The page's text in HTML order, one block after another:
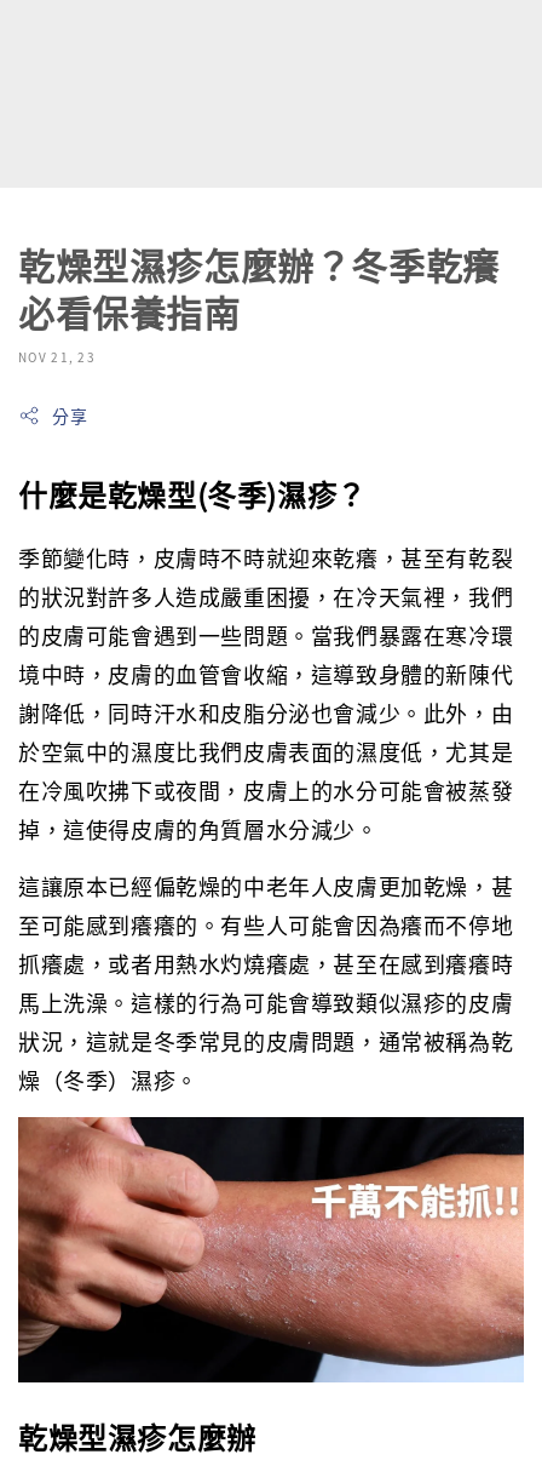
乾燥型濕疹怎麼辦？冬季乾癢
必看保養指南
NOV 21, 23
分享
什麼是乾燥型(冬季)濕疹？
季節變化時，皮膚時不時就迎來乾癢，甚至有乾裂
的狀況對許多人造成嚴重困擾，在冷天氣裡，我們
的皮膚可能會遇到一些問題。當我們暴露在寒冷環
境中時，皮膚的血管會收縮，這導致身體的新陳代
謝降低，同時汗水和皮脂分泌也會減少。此外，由
於空氣中的濕度比我們皮膚表面的濕度低，尤其是
在冷風吹拂下或夜間，皮膚上的水分可能會被蒸發
掉，這使得皮膚的角質層水分減少。
這讓原本已經偏乾燥的中老年人皮膚更加乾燥，甚
至可能感到癢癢的。有些人可能會因為癢而不停地
抓癢處，或者用熱水灼燒癢處，甚至在感到癢癢時
馬上洗澡。這樣的行為可能會導致類似濕疹的皮膚
狀況，這就是冬季常見的皮膚問題，通常被稱為乾
燥（冬季）濕疹。
乾燥型濕疹怎麼辦